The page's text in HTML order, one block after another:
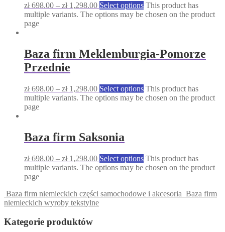
zł698.00 – zł1,298.00 Select options This product has
multiple variants. The options may be chosen on the product
page
Baza firm Meklemburgia-Pomorze
Przednie
zł698.00 – zł1,298.00 Select options This product has
multiple variants. The options may be chosen on the product
page
Baza firm Saksonia
zł698.00 – zł1,298.00 Select options This product has
multiple variants. The options may be chosen on the product
page
Baza firm niemieckich części samochodowe i akcesoria Baza firm
niemieckich wyroby tekstylne
Kategorie produktów